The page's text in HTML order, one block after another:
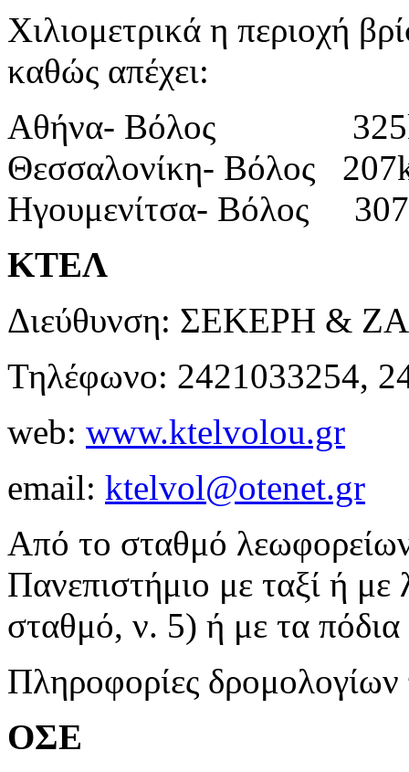
Χιλιομετρικά η περιοχή
καθώς απέχει:
Αθήνα- Βόλος
Θεσσαλονίκη- Βόλος
Ηγουμενίτσα-
ΚΤΕΛ
Διεύθυνση: ΣΕΚΕΡΗ &
Τηλέφωνο: 2421033254,
web: www.ktelvolou.gr
email: ktelvol@otenet.gr
Από το σταθμό
Πανεπιστήμιο με ταξί ή
σταθμό, ν. 5) ή με τα
Πληροφορίες
ΟΣΕ